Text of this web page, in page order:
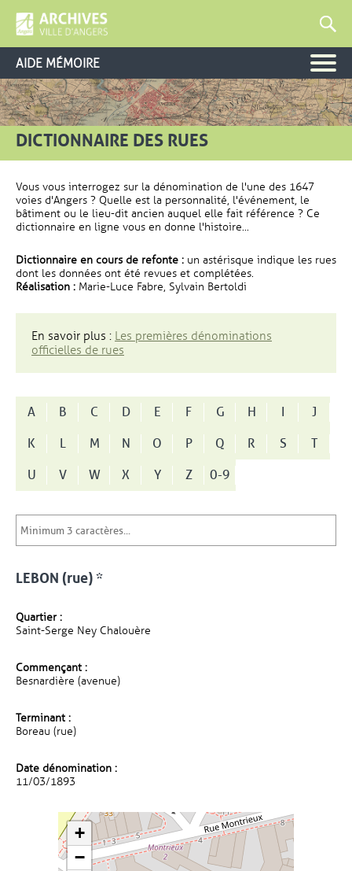
AIDE MÉMOIRE
DICTIONNAIRE DES RUES
Vous vous interrogez sur la dénomination de l'une des 1647
voies d'Angers ? Quelle est la personnalité, l'événement, le
bâtiment ou le lieu-dit ancien auquel elle fait référence ? Ce
dictionnaire en ligne vous en donne l'histoire...
Dictionnaire en cours de refonte : un astérisque indique les rues
dont les données ont été revues et complétées.
Réalisation : Marie-Luce Fabre, Sylvain Bertoldi
En savoir plus : Les premières dénominations
officielles de rues
A B C D E F G H I
J
K
L M N O P Q R S
T
U
V W X Y Z 0-9
LEBON (rue) *
Quartier :
Saint-Serge Ney Chalouère
Commençant :
Besnardière (avenue)
Terminant :
Boreau (rue)
Date dénomination :
11/03/1893
+
−